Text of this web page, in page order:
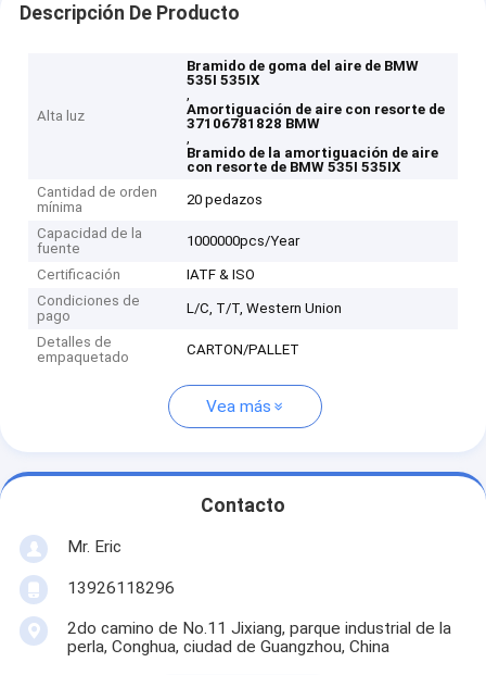
Descripción De Producto
Alta luz
Bramido de goma del aire de BMW
535I 535IX
,
Amortiguación de aire con resorte de
37106781828 BMW
,
Bramido de la amortiguación de aire
con resorte de BMW 535I 535IX
Cantidad de orden
mínima
20 pedazos
Capacidad de la
fuente
1000000pcs/Year
Certificación
IATF & ISO
Condiciones de
pago
L/C, T/T, Western Union
Detalles de
empaquetado
CARTON/PALLET
Vea más
Contacto
Mr. Eric
13926118296
2do camino de No.11 Jixiang, parque industrial de la
perla, Conghua, ciudad de Guangzhou, China